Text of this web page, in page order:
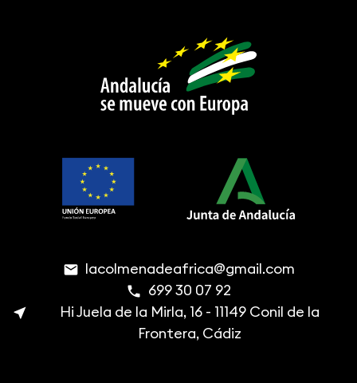
email lacolmenadeafrica@gmail.com
phone 699 30 07 92
near_me
Hi Juela de la Mirla, 16 - 11149 Conil de la
Frontera, Cádiz